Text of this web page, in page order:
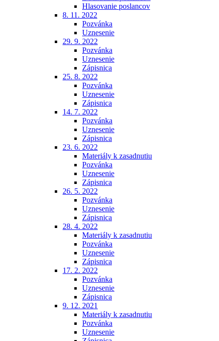
Hlasovanie poslancov
8. 11. 2022
Pozvánka
Uznesenie
29. 9. 2022
Pozvánka
Uznesenie
Zápisnica
25. 8. 2022
Pozvánka
Uznesenie
Zápisnica
14. 7. 2022
Pozvánka
Uznesenie
Zápisnica
23. 6. 2022
Materiály k zasadnutiu
Pozvánka
Uznesenie
Zápisnica
26. 5. 2022
Pozvánka
Uznesenie
Zápisnica
28. 4. 2022
Materiály k zasadnutiu
Pozvánka
Uznesenie
Zápisnica
17. 2. 2022
Pozvánka
Uznesenie
Zápisnica
9. 12. 2021
Materiály k zasadnutiu
Pozvánka
Uznesenie